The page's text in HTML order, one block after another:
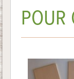
POUR